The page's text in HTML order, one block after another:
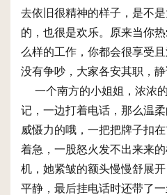
去依旧很精神的样子，是不
的，也很是欢乐。原来当你
么样的工作，你都会很享受
没有争吵，大家各安其职，静
一个南方的小姐姐，浓浓
记，一边打着电话，那么温
威慑力的哦，一把把牌子扣
着急，一股怒火发不出来来
机，她紧皱的额头慢慢舒展
平静，最后挂电话时还带了